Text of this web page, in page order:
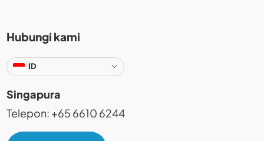
Hubungi kami
ID
Singapura
Telepon: +65 6610 6244